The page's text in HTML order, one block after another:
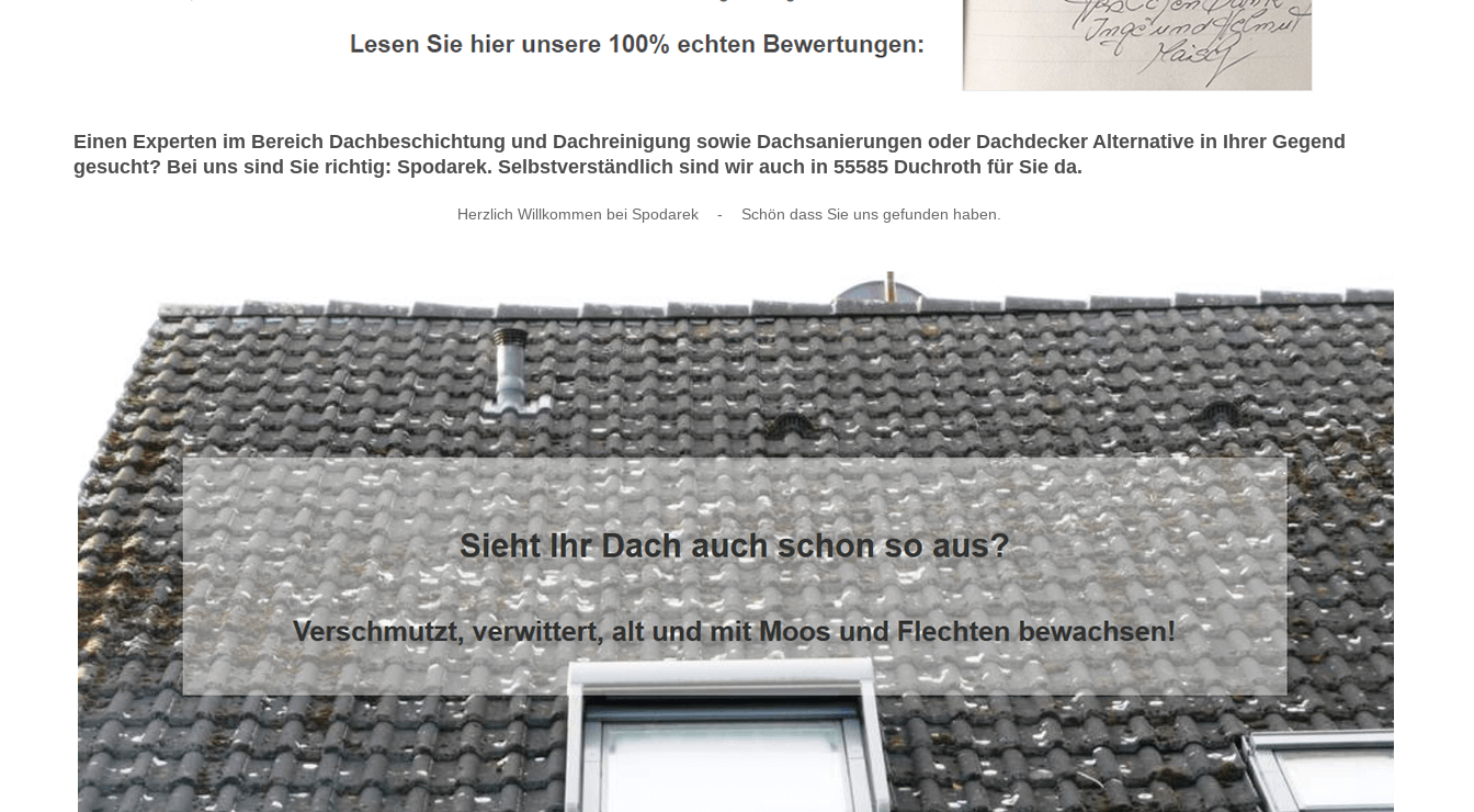
Einen Experten im Bereich Dachbeschichtung und Dachreinigung sowie Dachsanierungen oder Dachdecker Alternative in Ihrer Gegend
gesucht? Bei uns sind Sie richtig: Spodarek. Selbstverständlich sind wir auch in 55585 Duchroth für Sie da.
Herzlich Willkommen bei Spodarek - Schön dass Sie uns gefunden haben.